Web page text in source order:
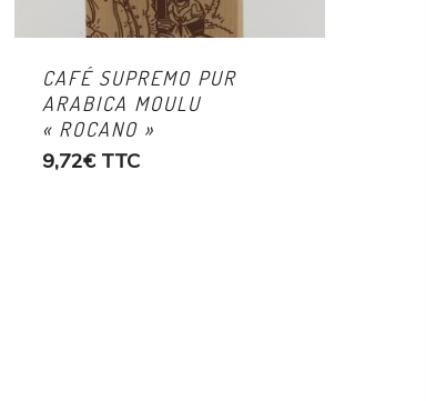
CAFÉ SUPREMO PUR
ARABICA MOULU
« ROCANO »
9,72€ TTC